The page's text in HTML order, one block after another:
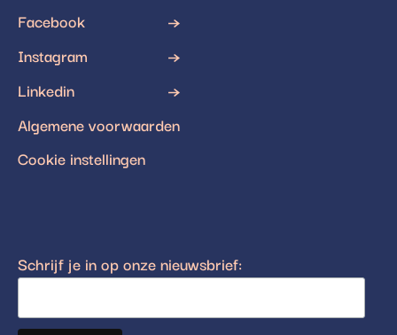
Facebook
Instagram
Linkedin
Algemene voorwaarden
Cookie instellingen
Schrijf je in op onze nieuwsbrief: